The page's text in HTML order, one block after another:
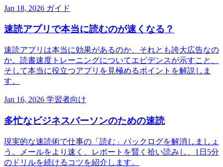
Jan 18, 2026 ガイド
速読アプリで本当に読むのが速くなる？
速読アプリは本当に効果があるのか、それとも誇大広告なの
か。読書速度トレーニングについてエビデンスが示すこと、
そして本当に役立つアプリを見極めるポイントを解説しま
す。
Jan 16, 2026 学習者向け
多忙なビジネスパーソンのための速読
現実的な速読術で仕事の「読む」バックログを解消しましょ
う。メールをより速く、レポートを賢く拾い読みし、1日5分
のドリルを続けるコツを紹介します。